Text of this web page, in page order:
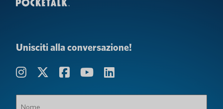
Unisciti alla conversazione!